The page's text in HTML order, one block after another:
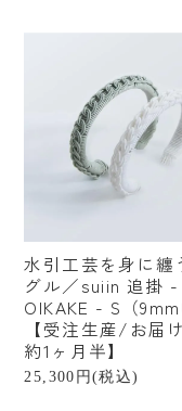
すべての商品
ファッション小物
ベビー・キッズ
水引工芸を身に纏
グル／suiin 追掛 -
OIKAKE - S（9mm
【受注生産/お届
約1ヶ月半】
25,300円(税込)